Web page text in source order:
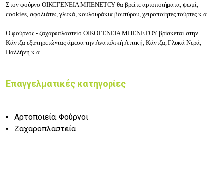
Στον φούρνο ΟΙΚΟΓΕΝΕΙΑ ΜΠΕΝΕΤΟΥ θα βρείτε αρτοποιήματα, ψωμί,
cookies, σφολιάτες, γλυκά, κουλουράκια βουτύρου, χειροποίητες τούρτες κ.α
Ο φούρνος - ζαχαροπλαστείο ΟΙΚΟΓΕΝΕΙΑ ΜΠΕΝΕΤΟΥ βρίσκεται στην
Κάντζα εξυπηρετώντας άμεσα την Ανατολική Αττική, Κάντζα, Γλυκά Νερά,
Παλλήνη κ.α
Επαγγελματικές κατηγορίες
Αρτοποιεία, Φούρνοι
Ζαχαροπλαστεία